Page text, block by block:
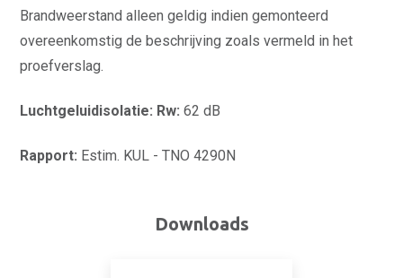
Brandweerstand alleen geldig indien gemonteerd
overeenkomstig de beschrijving zoals vermeld in het
proefverslag.
Luchtgeluidisolatie: Rw: 62 dB
Rapport: Estim. KUL - TNO 4290N
Downloads